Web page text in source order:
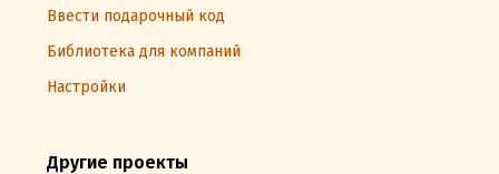
Ввести подарочный код
Библиотека для компаний
Настройки
Другие проекты